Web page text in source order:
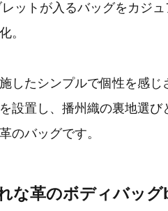
ットが入るバッグをカジ
。
したシンプルで個性を感じ
設置し、播州織の裏地選び
のバッグです。
な革のボディバッグ